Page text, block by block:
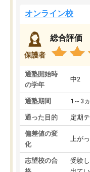
オンライン校
保護者
総合評価
通塾開始時
の学年
中2
通塾期間 1～3
通った目的 定期
偏差値の変
化
上が
志望校の合
受験